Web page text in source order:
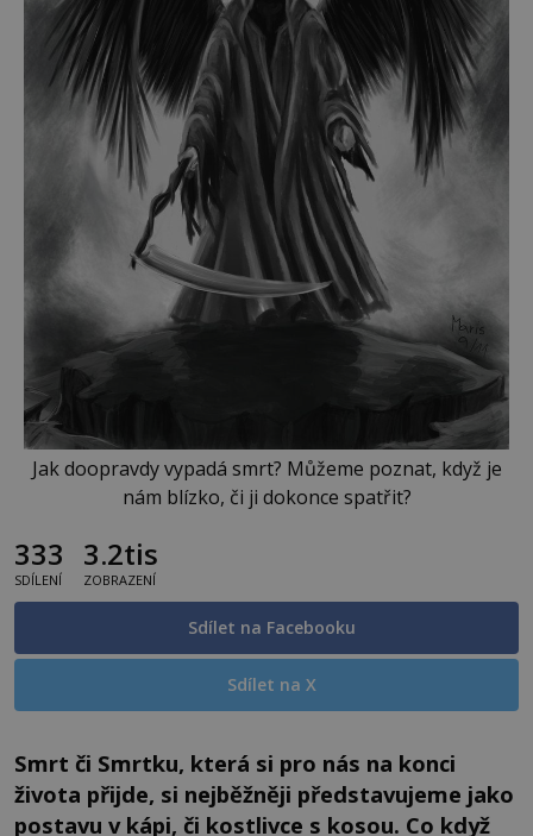
Jak doopravdy vypadá smrt? Můžeme poznat, když je
nám blízko, či ji dokonce spatřit?
333
SDÍLENÍ
3.2tis
ZOBRAZENÍ
Sdílet na Facebooku
Sdílet na X
Smrt či Smrtku, která si pro nás na konci
života přijde, si nejběžněji představujeme jako
postavu v kápi, či kostlivce s kosou. Co když